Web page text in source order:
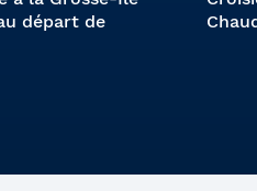
départ de